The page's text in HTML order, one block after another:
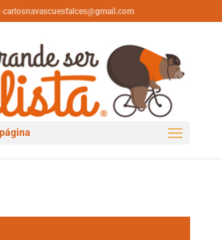
carlosnavascuesfalces@gmail.com